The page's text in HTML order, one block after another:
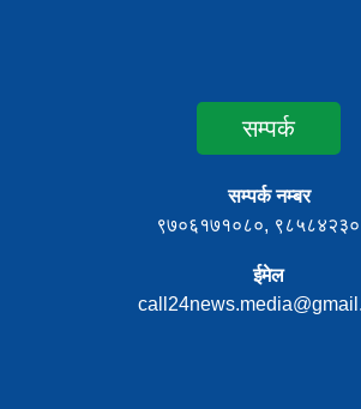
सम्पर्क
सम्पर्क नम्बर
९७०६१७१०८०,
ईमेल